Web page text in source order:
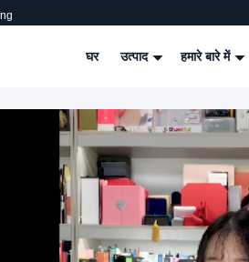
घर उत्पाद हमारे बारे में